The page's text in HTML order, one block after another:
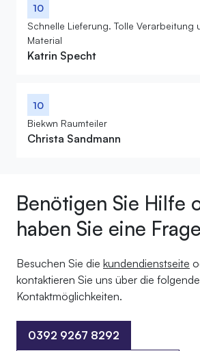
10
Schnelle Lieferung. Tolle Verarbeitung
Material
Katrin Specht
10
Biekwn Raumteiler
Christa Sandmann
Benötigen Sie Hilfe
haben Sie eine
Besuchen Sie die kundendienstseite
kontaktieren Sie uns über die
Kontaktmöglichkeiten.
0392 9267 8292